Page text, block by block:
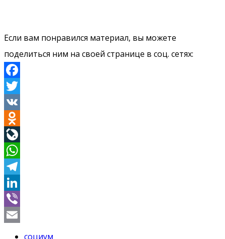
Если вам понравился материал, вы можете
поделиться ним на своей странице в соц. сетях:
Facebook
Twitter
VK
Odnoklassniki
LiveJournal
WhatsApp
Telegram
LinkedIn
Viber
социум